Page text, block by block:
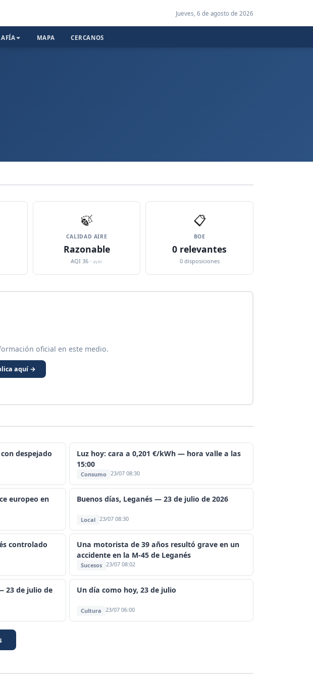
Jueves, 6 de agosto de 2026
MAPA CERCANOS
🍃
CALIDAD AIRE
Razonable
AQI 36 ·ayer
📋
BOE
0 relevantes
0 disposiciones
oficial en este medio.
aquí →
despejado
Luz hoy: cara a 0,201 €/kWh — hora valle a las
15:00
Consumo 23/07 08:30
europeo en
Buenos días, Leganés — 23 de julio de 2026
Local 23/07 08:30
controlado
Una motorista de 39 años resultó grave en un
accidente en la M-45 de Leganés
Sucesos 23/07 08:02
23 de julio de
Un día como hoy, 23 de julio
Cultura 23/07 06:00